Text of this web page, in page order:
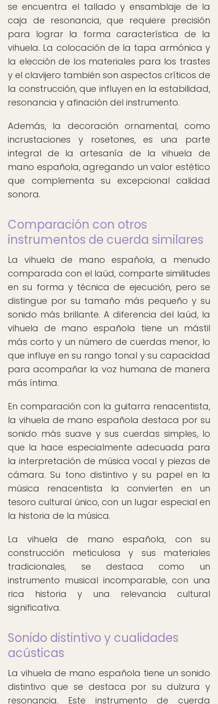
se encuentra el tallado y ensamblaje de la
caja de resonancia, que requiere precisión
para lograr la forma característica de la
vihuela. La colocación de la tapa armónica y
la elección de los materiales para los trastes
y el clavijero también son aspectos críticos de
la construcción, que influyen en la estabilidad,
resonancia y afinación del instrumento.
Además, la decoración ornamental, como
incrustaciones y rosetones, es una parte
integral de la artesanía de la vihuela de
mano española, agregando un valor estético
que complementa su excepcional calidad
sonora.
Comparación con otros
instrumentos de cuerda similares
La vihuela de mano española, a menudo
comparada con el laúd, comparte similitudes
en su forma y técnica de ejecución, pero se
distingue por su tamaño más pequeño y su
sonido más brillante. A diferencia del laúd, la
vihuela de mano española tiene un mástil
más corto y un número de cuerdas menor, lo
que influye en su rango tonal y su capacidad
para acompañar la voz humana de manera
más íntima.
En comparación con la guitarra renacentista,
la vihuela de mano española destaca por su
sonido más suave y sus cuerdas simples, lo
que la hace especialmente adecuada para
la interpretación de música vocal y piezas de
cámara. Su tono distintivo y su papel en la
música renacentista la convierten en un
tesoro cultural único, con un lugar especial en
la historia de la música.
La vihuela de mano española, con su
construcción meticulosa y sus materiales
tradicionales, se destaca como un
instrumento musical incomparable, con una
rica historia y una relevancia cultural
significativa.
Sonido distintivo y cualidades
acústicas
La vihuela de mano española tiene un sonido
distintivo que se destaca por su dulzura y
resonancia. Este instrumento de cuerda